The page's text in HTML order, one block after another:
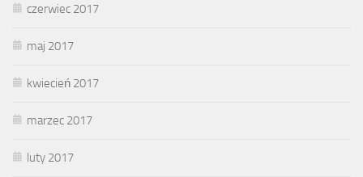
czerwiec 2017
maj 2017
kwiecień 2017
marzec 2017
luty 2017